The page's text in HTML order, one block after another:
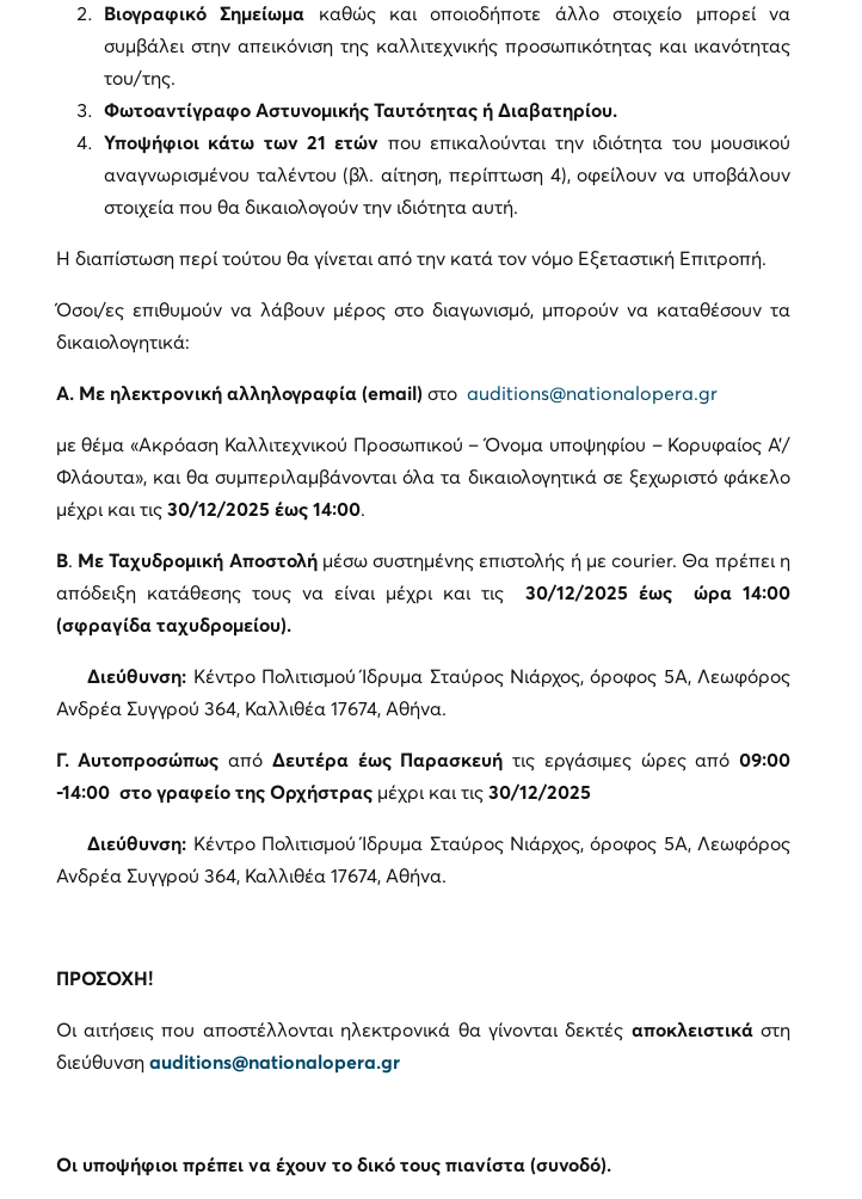
Βιογραφικό Σημείωμα καθώς και οποιοδήποτε άλλο στοιχείο μπορεί να
συμβάλει στην απεικόνιση της καλλιτεχνικής προσωπικότητας και ικανότητας
του/της.
Φωτοαντίγραφο Αστυνομικής Ταυτότητας ή Διαβατηρίου.
Υποψήφιοι κάτω των 21 ετών που επικαλούνται την ιδιότητα του μουσικού
αναγνωρισμένου ταλέντου (βλ. αίτηση, περίπτωση 4), οφείλουν να υποβάλουν
στοιχεία που θα δικαιολογούν την ιδιότητα αυτή.
Η διαπίστωση περί τούτου θα γίνεται από την κατά τον νόμο Εξεταστική Επιτροπή.
Όσοι/ες επιθυμούν να λάβουν μέρος στο διαγωνισμό, μπορούν να καταθέσουν τα
δικαιολογητικά:
Α. Με ηλεκτρονική αλληλογραφία (email) στο auditions@nationalopera.gr
με θέμα «Ακρόαση Καλλιτεχνικού Προσωπικού – Όνομα υποψηφίου – Κορυφαίος Α’/
Φλάουτα», και θα συμπεριλαμβάνονται όλα τα δικαιολογητικά σε ξεχωριστό φάκελο
μέχρι και τις 30/12/2025 έως 14:00.
Β. Με Ταχυδρομική Αποστολήμέσω συστημένης επιστολής ή με courier. Θα πρέπει η
απόδειξη κατάθεσης τους να είναι μέχρι και τις
30/12/2025 έως ώρα 14:00
(σφραγίδα ταχυδρομείου).
Διεύθυνση: Κέντρο Πολιτισμού Ίδρυμα Σταύρος Νιάρχος, όροφος 5Α, Λεωφόρος
Ανδρέα Συγγρού 364, Καλλιθέα 17674, Αθήνα.
Γ.Αυτοπροσώπωςαπό Δευτέρα έως Παρασκευή τις εργάσιμες ώρες από09:00
-14:00 στο γραφείο της Ορχήστρας μέχρι και τις30/12/2025
Διεύθυνση: Κέντρο Πολιτισμού Ίδρυμα Σταύρος Νιάρχος, όροφος 5Α, Λεωφόρος
Ανδρέα Συγγρού 364, Καλλιθέα 17674, Αθήνα.
ΠΡΟΣΟΧΗ!
Οι αιτήσεις που αποστέλλονται ηλεκτρονικά θα γίνονται δεκτές αποκλειστικάστη
διεύθυνση auditions@nationalopera.gr
Οι υποψήφιοι πρέπει να έχουν το δικό τους πιανίστα (συνοδό).